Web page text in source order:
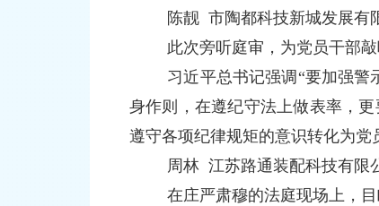
陈靓 市陶都科技新城发展有
此次旁听庭审，为党员干部
习近平总书记强调“要加强警
身作则，在遵纪守法上做表率，
遵守各项纪律规矩的意识转化为党
周林 江苏路通装配科技有限
在庄严肃穆的法庭现场上，